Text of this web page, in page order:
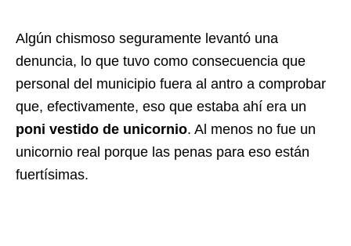
Algún chismoso seguramente levantó una
denuncia, lo que tuvo como consecuencia que
personal del municipio fuera al antro a comprobar
que, efectivamente, eso que estaba ahí era un
poni vestido de unicornio. Al menos no fue un
unicornio real porque las penas para eso están
fuertísimas.